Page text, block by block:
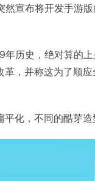
然宣布将开发手游
历史，绝对算的
，并称这为了顺
化，不同的酷芽造